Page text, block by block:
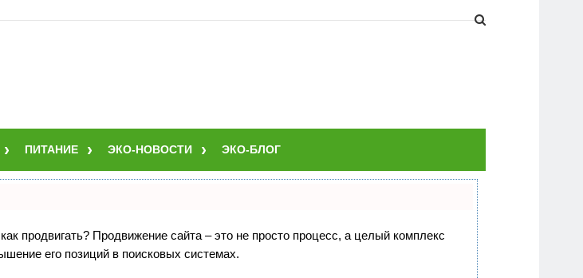
ПИТАНИЕ ЭКО-НОВОСТИ ЭКО-БЛОГ
продвигать? Продвижение сайта – это не просто процесс, а целый комплекс
его позиций в поисковых системах.